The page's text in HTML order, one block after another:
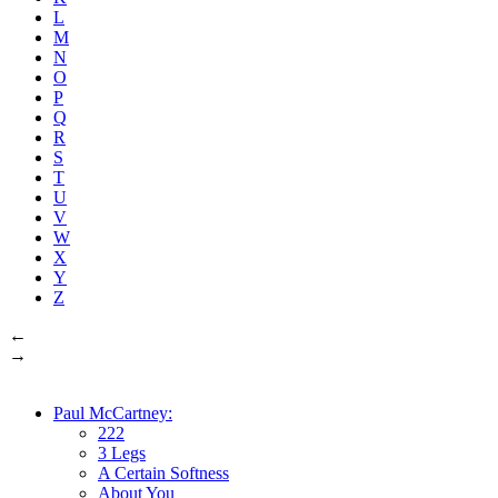
L
M
N
O
P
Q
R
S
T
U
V
W
X
Y
Z
←
→
Paul McCartney:
222
3 Legs
A Certain Softness
About You